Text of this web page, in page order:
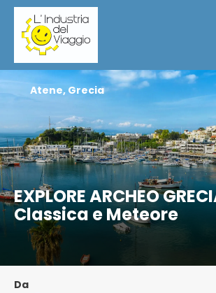
EXPLORE ARCHEO
Classica e Meteore
Atene, Grecia
Da